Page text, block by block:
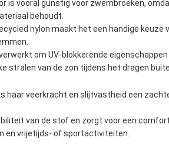
is vooral gunstig voor zwembroeken,
behoudt.
nylon maakt het een handige keuze
om UV-blokkerende
stralen van de zon tijdens het dragen
haar veerkracht en slijtvastheid een
van de stof en zorgt voor een
en vrijetijds- of sportactiviteiten.